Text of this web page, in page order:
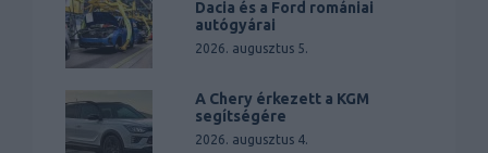
Dacia és a Ford romániai
autógyárai
2026. augusztus 5.
A Chery érkezett a KGM
segítségére
2026. augusztus 4.